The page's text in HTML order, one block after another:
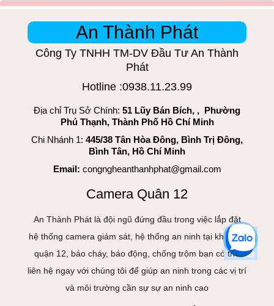
An Thành Phát
Công Ty TNHH TM-DV Đầu Tư An Thành
Phát
Hotline :0938.11.23.99
Địa chỉ Trụ Sở Chính: 51 Lũy Bán Bích, , Phường
Phú Thạnh, Thành Phố Hồ Chí Minh
Chi Nhánh 1: 445/38 Tân Hòa Đông, Bình Trị Đông,
Bình Tân, Hồ Chí Minh
Email: congngheanthanhphat@gmail.com
Camera Quân 12
An Thành Phát là đội ngũ đứng đầu trong việc lắp đặt
hệ thống camera giám sát, hệ thống an ninh tại khu vực
quận 12, báo cháy, báo động, chống trộm bạn có thể
liên hệ ngay với chúng tôi để giúp an ninh trong các vị trí
và môi trường cần sự sự an ninh cao